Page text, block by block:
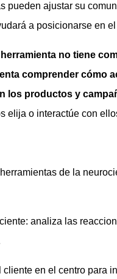
pueden ajustar su
a posicionarse en
no tiene
comprender cómo
los productos y
elija o interactúe con
de la
analiza las
en el centro para